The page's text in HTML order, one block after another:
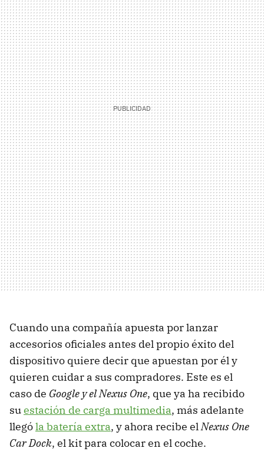
Cuando una compañía apuesta por lanzar
accesorios oficiales antes del propio éxito del
dispositivo quiere decir que apuestan por él y
quieren cuidar a sus compradores. Este es el
caso de Google y el Nexus One, que ya ha recibido
suestación de carga multimedia, más adelante
llególa batería extra, y ahora recibe elNexus One
Car Dock, el kit para colocar en el coche.